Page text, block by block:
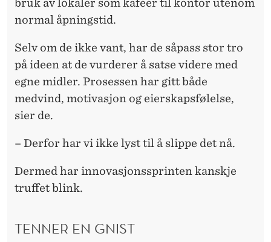
bruk av lokaler som kafeer til kontor utenom
normal åpningstid.
Selv om de ikke vant, har de såpass stor tro
på ideen at de vurderer å satse videre med
egne midler. Prosessen har gitt både
medvind, motivasjon og eierskapsfølelse,
sier de.
– Derfor har vi ikke lyst til å slippe det nå.
Dermed har innovasjonssprinten kanskje
truffet blink.
TENNER EN GNIST